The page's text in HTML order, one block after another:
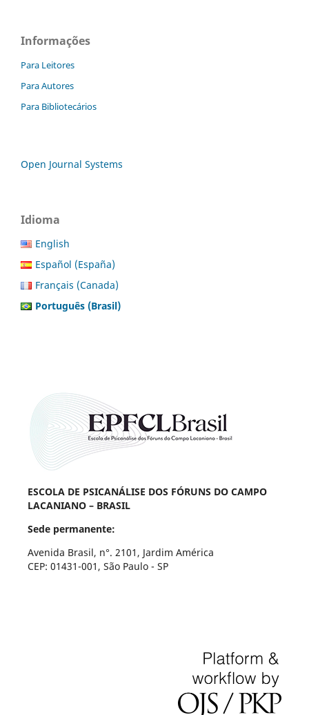
Informações
Para Leitores
Para Autores
Para Bibliotecários
Open Journal Systems
Idioma
English
Español (España)
Français (Canada)
Português (Brasil)
ESCOLA DE PSICANÁLISE DOS FÓRUNS DO CAMPO
LACANIANO – BRASIL
Sede permanente:
Avenida Brasil, n°. 2101, Jardim América
CEP: 01431-001, São Paulo - SP